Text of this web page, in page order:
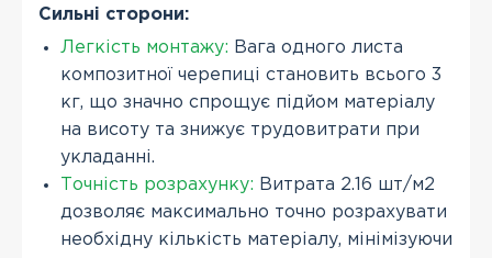
Сильні сторони:
Легкість монтажу: Вага одного листа
композитної черепиці становить всього 3
кг, що значно спрощує підйом матеріалу
на висоту та знижує трудовитрати при
укладанні.
Точність розрахунку: Витрата 2.16 шт/м2
дозволяє максимально точно розрахувати
необхідну кількість матеріалу, мінімізуючи